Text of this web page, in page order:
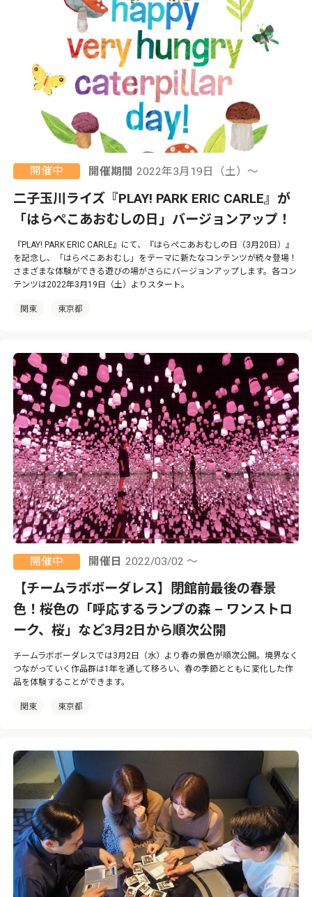
開催中 開催期間 2022年3月19日（土）〜
二子玉川ライズ『PLAY! PARK ERIC CARLE』が
「はらぺこあおむしの日」バージョンアップ！
『PLAY! PARK ERIC CARLE』にて、『はらぺこあおむしの日（3月20日）』
を記念し、「はらぺこあおむし」をテーマに新たなコンテンツが続々登場！
さまざまな体験ができる遊びの場がさらにバージョンアップします。各コン
テンツは2022年3月19日（土）よりスタート。
関東 東京都
開催中 開催日 2022/03/02 ～
【チームラボボーダレス】閉館前最後の春景
色！桜色の「呼応するランプの森 – ワンストロ
ーク、桜」など3月2日から順次公開
チームラボボーダレスでは3月2日（水）より春の景色が順次公開。境界なく
つながっていく作品群は1年を通して移ろい、春の季節とともに変化した作
品を体験することができます。
関東 東京都